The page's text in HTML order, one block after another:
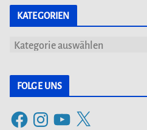
KATEGORIEN
g
FOLGE UNS
F
Y
X